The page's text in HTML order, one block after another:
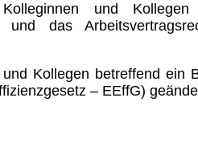
und
das
Kollegen betreffend ein
– EEffG)